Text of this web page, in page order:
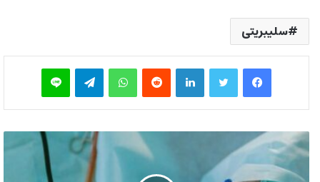
سلیبریتی
فیس بوک توییتر لینکدین‫رددیت واتس آپ تلگرام لاین